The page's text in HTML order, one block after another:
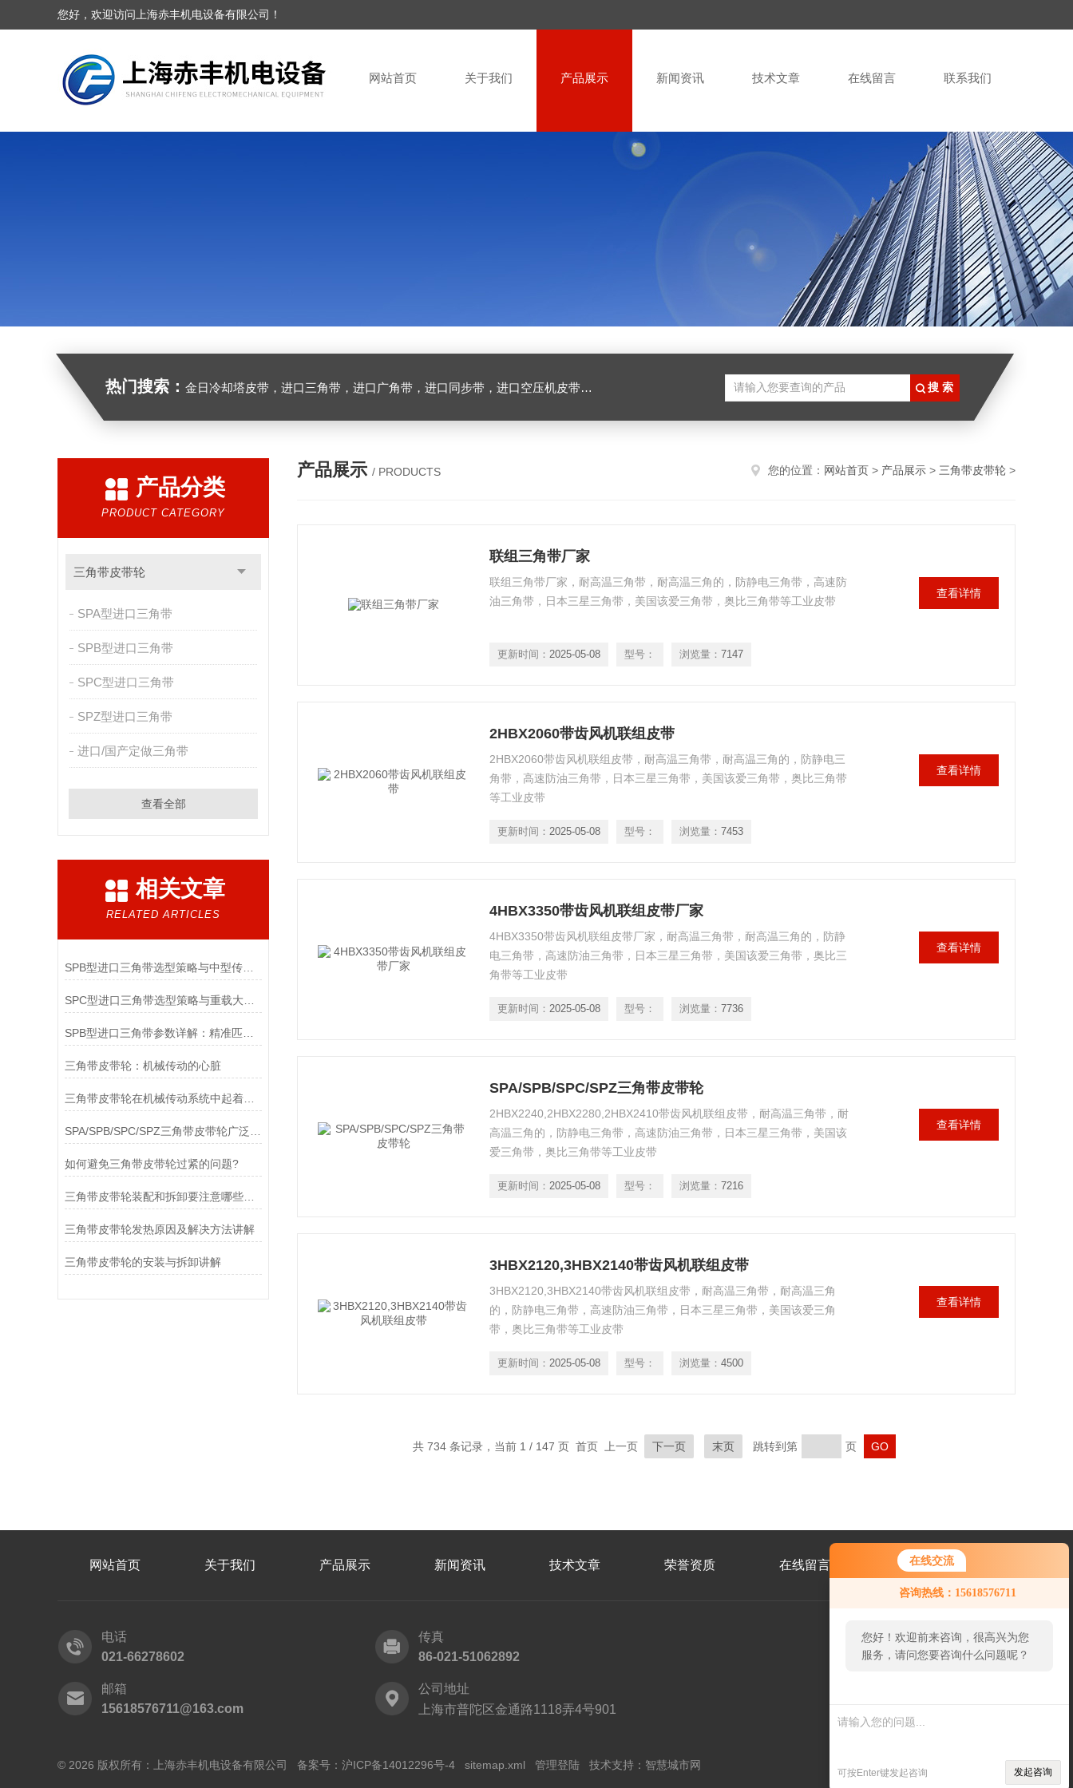
在线交流
咨询热线：15618576711
您好！欢迎前来咨询，很高兴为您
服务，请问您要咨询什么问题呢？
可按Enter键发起咨询 发起咨询
您好，欢迎访问上海赤丰机电设备有限公司！
网站首页 关于我们 产品展示 新闻资讯 技术文章 在线留言 联系我们
热门搜索： 金日冷却塔皮带，进口三角带，进口广角带，进口同步带，进口空压机皮带，带齿三角带，特氟龙高温布，进口轴承油封及电子仪器
产品分类
PRODUCT CATEGORY
三角带皮带轮
SPA型进口三角带
SPB型进口三角带
SPC型进口三角带
SPZ型进口三角带
进口/国产定做三角带
查看全部
相关文章
RELATED ARTICLES
SPB型进口三角带选型策略与中型传动适配要点
三角带皮带轮：机械传动的心脏
如何避免三角带皮带轮过紧的问题?
三角带皮带轮装配和拆卸要注意哪些东西？
三角带皮带轮发热原因及解决方法讲解
三角带皮带轮的安装与拆卸讲解
产品展示 / PRODUCTS 您的位置： 网站首页 > 产品展示 > 三角带皮带轮 >
联组三角带厂家
联组三角带厂家，耐高温三角带，耐高温三角的，防静电三角带，高速防
油三角带，日本三星三角带，美国该爱三角带，奥比三角带等工业皮带
更新时间： 2025-05-08 型号： 浏览量： 7147
查看详情
2HBX2060带齿风机联组皮带
2HBX2060带齿风机联组皮带，耐高温三角带，耐高温三角的，防静电三
角带，高速防油三角带，日本三星三角带，美国该爱三角带，奥比三角带
等工业皮带
更新时间： 2025-05-08 型号： 浏览量： 7453
查看详情
4HBX3350带齿风机联组皮带厂家
4HBX3350带齿风机联组皮带厂家，耐高温三角带，耐高温三角的，防静
电三角带，高速防油三角带，日本三星三角带，美国该爱三角带，奥比三
角带等工业皮带
更新时间： 2025-05-08 型号： 浏览量： 7736
查看详情
SPA/SPB/SPC/SPZ三角带皮带轮
2HBX2240,2HBX2280,2HBX2410带齿风机联组皮带，耐高温三角带，耐
高温三角的，防静电三角带，高速防油三角带，日本三星三角带，美国该
爱三角带，奥比三角带等工业皮带
更新时间： 2025-05-08 型号： 浏览量： 7216
查看详情
3HBX2120,3HBX2140带齿风机联组皮带
3HBX2120,3HBX2140带齿风机联组皮带，耐高温三角带，耐高温三角
的，防静电三角带，高速防油三角带，日本三星三角带，美国该爱三角
带，奥比三角带等工业皮带
更新时间： 2025-05-08 型号： 浏览量： 4500
查看详情
共 734 条记录，当前 1 / 147 页 首页 上一页 下一页 末页 跳转到第 页
网站首页 关于我们 产品展示 新闻资讯 技术文章 荣誉资质 在线留言 联系我们
电话
021-66278602
传真
86-021-51062892
邮箱
15618576711@163.com
公司地址
上海市普陀区金通路1118弄4号901
© 2026 版权所有：上海赤丰机电设备有限公司 备案号： 沪ICP备14012296号-4 sitemap.xml 管理登陆 技术支持： 智慧城市网
码